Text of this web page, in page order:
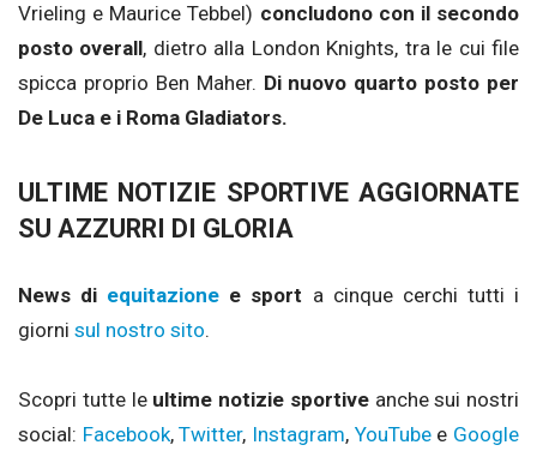
Vrieling e Maurice Tebbel) concludono con il secondo
posto overall, dietro alla London Knights, tra le cui file
spicca proprio Ben Maher. Di nuovo quarto posto per
De Luca e i Roma Gladiators.
ULTIME NOTIZIE SPORTIVE AGGIORNATE
SU AZZURRI DI GLORIA
News di equitazione e sport a cinque cerchi tutti i
giorni sul nostro sito.
Scopri tutte le ultime notizie sportiveanche sui nostri
social: Facebook,Twitter, Instagram, YouTubee Google